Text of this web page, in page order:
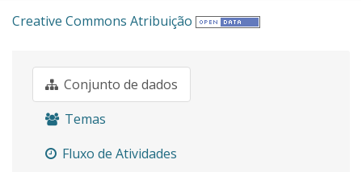
Creative Commons Atribuição
Conjunto de dados
Temas
Fluxo de Atividades